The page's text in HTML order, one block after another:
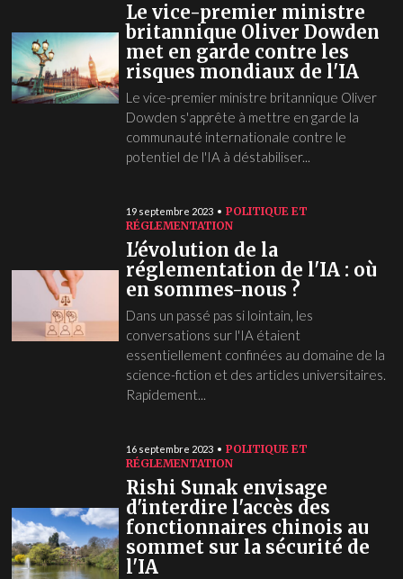
Le vice-premier ministre
britannique Oliver Dowden
met en garde contre les
risques mondiaux de l'IA
Le vice-premier ministre britannique Oliver
Dowden s'apprête à mettre en garde la
communauté internationale contre le
potentiel de l'IA à déstabiliser...
19 septembre 2023
POLITIQUE ET
RÉGLEMENTATION
L'évolution de la
réglementation de l'IA : où
en sommes-nous ?
Dans un passé pas si lointain, les
conversations sur l'IA étaient
essentiellement confinées au domaine de la
science-fiction et des articles universitaires.
Rapidement...
16 septembre 2023
POLITIQUE ET
RÉGLEMENTATION
Rishi Sunak envisage
d'interdire l'accès des
fonctionnaires chinois au
sommet sur la sécurité de
l'IA